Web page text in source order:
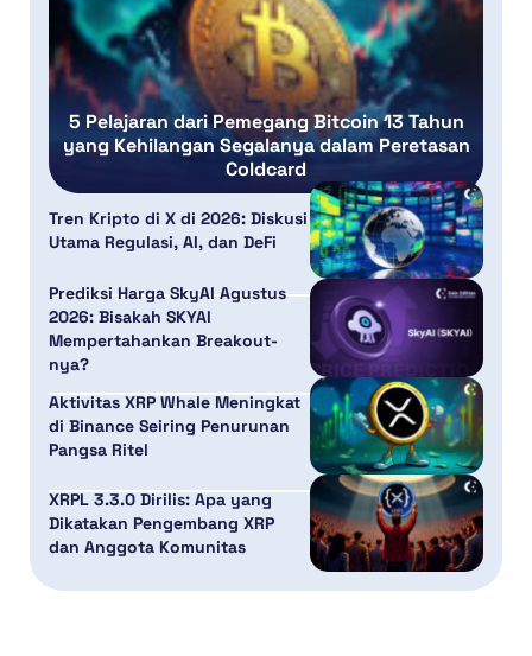
5 Pelajaran dari Pemegang Bitcoin 13 Tahun
yang Kehilangan Segalanya dalam Peretasan
Coldcard
Tren Kripto di X di 2026: Diskusi
Utama Regulasi, AI, dan DeFi
Prediksi Harga SkyAI Agustus
2026: Bisakah SKYAI
Mempertahankan Breakout-
nya?
Aktivitas XRP Whale Meningkat
di Binance Seiring Penurunan
Pangsa Ritel
XRPL 3.3.0 Dirilis: Apa yang
Dikatakan Pengembang XRP
dan Anggota Komunitas